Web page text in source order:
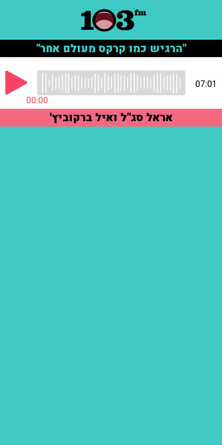
"הרגיש כמו קרקס מעולם אחר"
00:00
07:01
אראל סג"ל ואיל ברקוביץ'